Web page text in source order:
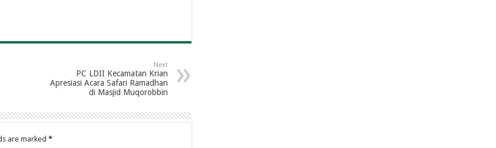
Next
PC LDII Kecamatan Krian
Apresiasi Acara Safari Ramadhan
di Masjid Muqorobbin
are marked *